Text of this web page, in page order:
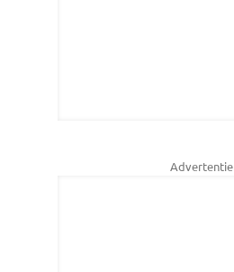
Advertentie